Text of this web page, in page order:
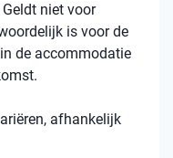
niet voor
is voor de
de accommodatie
afhankelijk